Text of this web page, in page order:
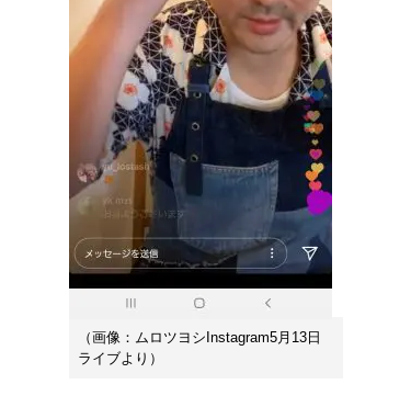
（画像：ムロツヨシInstagram5月13日
ライブより）